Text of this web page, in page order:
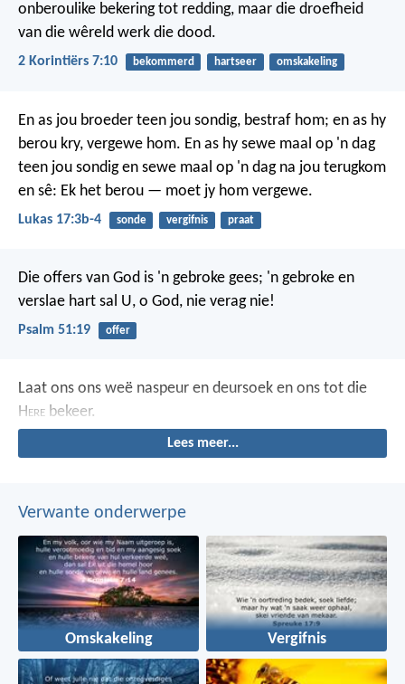
onberoulike bekering tot redding, maar die droefheid
van die wêreld werk die dood.
2 Korintiërs 7:10 bekommerd hartseer omskakeling
En as jou broeder teen jou sondig, bestraf hom; en as hy
berou kry, vergewe hom. En as hy sewe maal op 'n dag
teen jou sondig en sewe maal op 'n dag na jou terugkom
en sê: Ek het berou — moet jy hom vergewe.
Lukas 17:3b-4 sonde vergifnis praat
Die offers van God is 'n gebroke gees; 'n gebroke en
verslae hart sal U, o God, nie verag nie!
Psalm 51:19 offer
Laat ons ons weë naspeur en deursoek en ons tot die
Here bekeer.
Lees meer...
Verwante onderwerpe
Omskakeling Vergifnis